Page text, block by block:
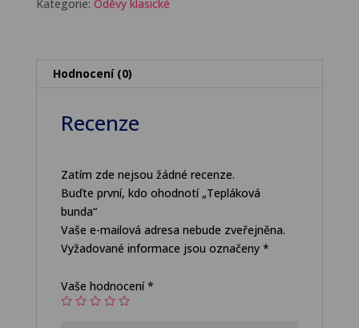
Kategorie: Oděvy klasické
Hodnocení (0)
Recenze
Zatím zde nejsou žádné recenze.
Buďte první, kdo ohodnotí „Tepláková
bunda“
Vaše e-mailová adresa nebude zveřejněna.
Vyžadované informace jsou označeny *
Vaše hodnocení*